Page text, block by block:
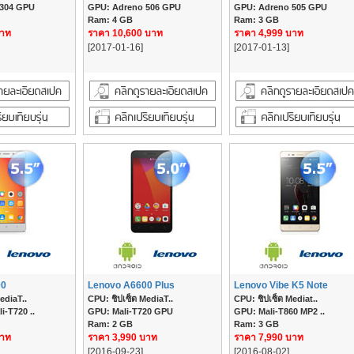
GPU
ท
GPU: Adreno 506 GPU
Ram: 4 GB
ราคา 10,600 บาท
[2017-01-16]
GPU: Adreno 505 GPU
Ram: 3 GB
ราคา 4,999 บาท
[2017-01-13]
T720 ..
ท
Lenovo A6600 Plus
CPU: ชิปเซ็ต MediaT..
GPU: Mali-T720 GPU
Ram: 2 GB
ราคา 3,990 บาท
[2016-09-23]
Lenovo Vibe K5 Note
CPU: ชิปเซ็ต Mediat..
GPU: Mali-T860 MP2 ..
Ram: 3 GB
ราคา 7,990 บาท
[2016-08-02]